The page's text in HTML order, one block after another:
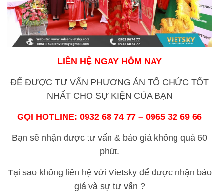
LIÊN HỆ NGAY HÔM NAY
ĐỂ ĐƯỢC TƯ VẤN PHƯƠNG ÁN TỔ CHỨC TỐT
NHẤT CHO SỰ KIỆN CỦA BẠN
GỌI HOTLINE: 0932 68 74 77 – 0965 32 69 66
Bạn sẽ nhận được tư vấn & báo giá không quá 60
phút.
Tại sao không liên hệ với Vietsky để được nhận báo
giá và sự tư vấn ?